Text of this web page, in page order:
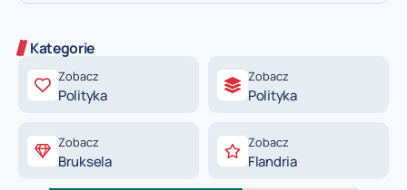
Kategorie
Zobacz
Polityka
Zobacz
Polityka
Zobacz
Bruksela
Zobacz
Flandria